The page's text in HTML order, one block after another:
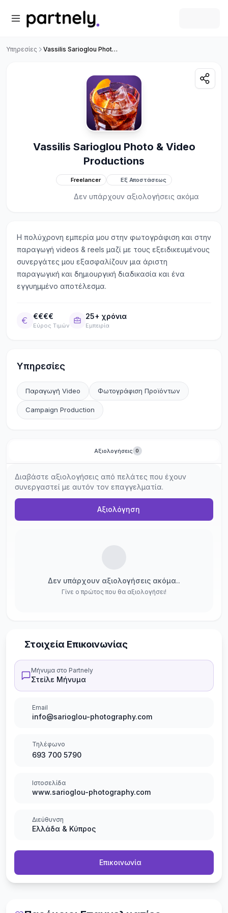
Υπηρεσίες Vassilis Sarioglou Photo & Video Productions
Vassilis Sarioglou Photo & Video
Productions
Freelancer Εξ Αποστάσεως
Δεν υπάρχουν αξιολογήσεις ακόμα
Η πολύχρονη εμπερία μου στην φωτογράφιση και στην
παραγωγή videos & reels μαζί με τους εξειδικευμένους
συνεργάτες μου εξασφαλίζουν μια άριστη
παραγωγική και δημιουργική διαδικασία και ένα
εγγυημμένο αποτέλεσμα.
€€€€
Εύρος Τιμών
25+ χρόνια
Εμπειρία
Υπηρεσίες
Παραγωγή Video Φωτογράφιση Προϊόντων
Campaign Production
Αξιολογήσεις 0
Διαβάστε αξιολογήσεις από πελάτες που έχουν
συνεργαστεί με αυτόν τον επαγγελματία.
Αξιολόγηση
Δεν υπάρχουν αξιολογήσεις ακόμα..
Γίνε ο πρώτος που θα αξιολογήσει!
Στοιχεία Επικοινωνίας
Μήνυμα στο Partnely
Στείλε Μήνυμα
Email
info@sarioglou-photography.com
Τηλέφωνο
693 700 5790
Ιστοσελίδα
www.sarioglou-photography.com
Διεύθυνση
Ελλάδα & Κύπρος
Επικοινωνία